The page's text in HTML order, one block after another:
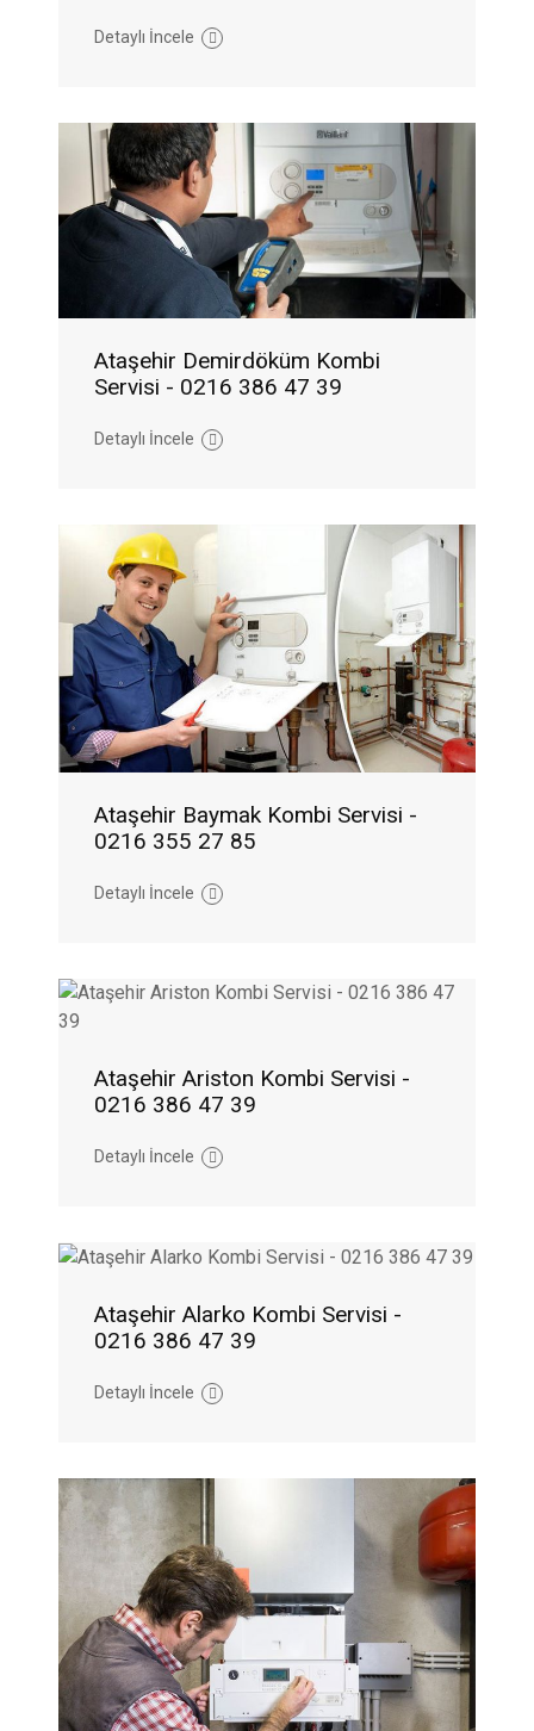
Detaylı İncele
Ataşehir Demirdöküm Kombi
Servisi - 0216 386 47 39
Detaylı İncele
Ataşehir Baymak Kombi Servisi -
0216 355 27 85
Detaylı İncele
Ataşehir Ariston Kombi Servisi -
0216 386 47 39
Detaylı İncele
Ataşehir Alarko Kombi Servisi -
0216 386 47 39
Detaylı İncele